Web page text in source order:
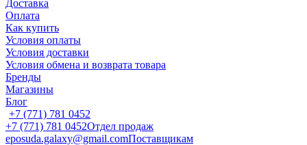
Доставка
Оплата
Как купить
Условия оплаты
Условия доставки
Условия обмена и возврата товара
Бренды
Магазины
Блог
+7 (771) 781 0452
+7 (771) 781 0452Отдел продаж
eposuda.galaxy@gmail.comПоставщикам